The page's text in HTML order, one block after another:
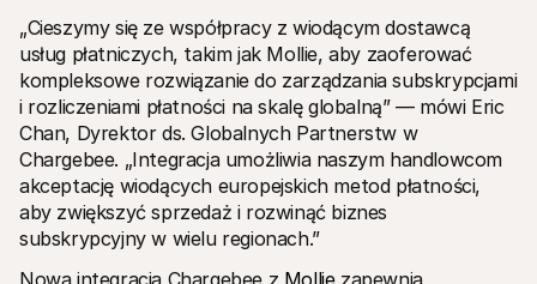
„Cieszymy się ze współpracy z wiodącym dostawcą
usług płatniczych, takim jak Mollie, aby zaoferować
kompleksowe rozwiązanie do zarządzania subskrypcjami
i rozliczeniami płatności na skalę globalną” — mówi Eric
Chan, Dyrektor ds. Globalnych Partnerstw w
Chargebee. „Integracja umożliwia naszym handlowcom
akceptację wiodących europejskich metod płatności,
aby zwiększyć sprzedaż i rozwinąć biznes
subskrypcyjny w wielu regionach.”
Nowa integracja Chargebee z Mollie zapewnia